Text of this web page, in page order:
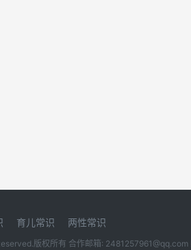
育儿常识 两性常识
版权所有 合作邮箱: 2481257961@qq.com